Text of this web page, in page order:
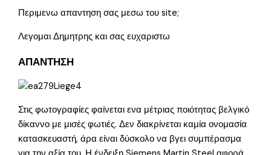
Περιμενω απαντηση σας μεσω του site;
Λεγομαι Δημητρης και σας ευχαριστω
ΑΠΑΝΤΗΣΗ
Στις φωτογραφίες φαίνεται ενα μέτριας ποιότητας βελγικό
δίκαννο με μισές φωτιές. Δεν διακρίνεται καμία ονομασία
κατασκευαστή, άρα είναι δύσκολο να βγει συμπέρασμα